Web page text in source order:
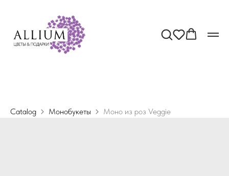
Catalog Монобукеты Моно из роз Veggie